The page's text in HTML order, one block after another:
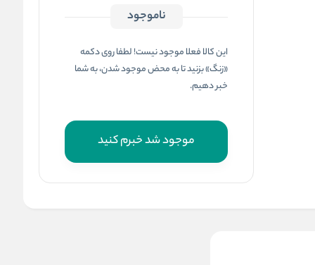
ناموجود
این کالا فعلا موجود نیست! لطفا روی دکمه
«زنگ» بزنید تا به محض موجود شدن، به شما
خبر دهیم.
موجود شد خبرم کنید